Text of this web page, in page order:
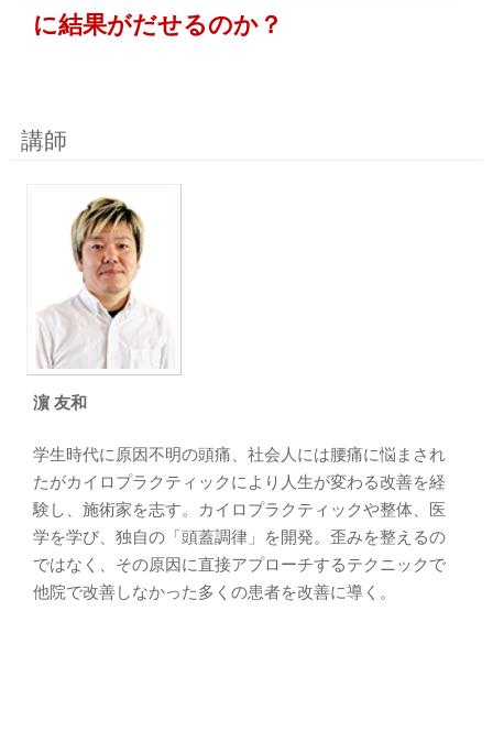
に結果がだせるのか？
講師
濵 友和
学生時代に原因不明の頭痛、社会人には腰痛に悩まされ
たがカイロプラクティックにより人生が変わる改善を経
験し、施術家を志す。カイロプラクティックや整体、医
学を学び、独自の「頭蓋調律」を開発。歪みを整えるの
ではなく、その原因に直接アプローチするテクニックで
他院で改善しなかった多くの患者を改善に導く。